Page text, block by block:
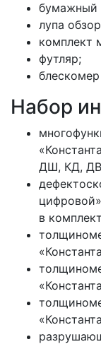
бумажный
лупа
комплект
футляр;
Набор
ДШ, КД,
в